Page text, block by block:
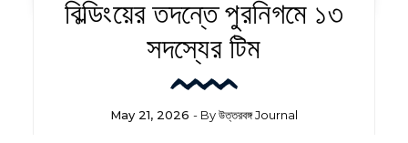
বিল্ডিংয়ের তদন্তে পুরনিগমে ১৩
সদস্যের টিম
May 21, 2026 - Byউত্তরবঙ্গ Journal